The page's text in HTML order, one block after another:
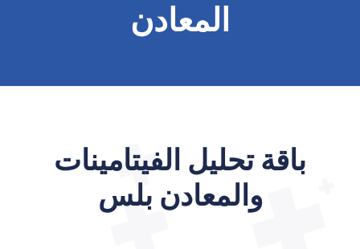
المعادن
باقة تحليل الفيتامينات
والمعادن بلس